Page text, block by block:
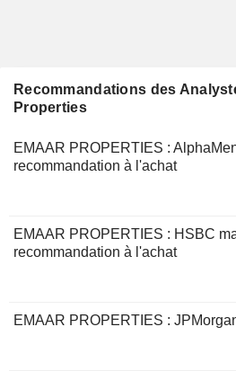
Recommandations des
Properties
EMAAR PROPERTIES :
recommandation à l'achat
EMAAR PROPERTIES : HSBC
recommandation à l'achat
EMAAR PROPERTIES :